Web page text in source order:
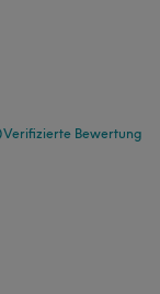
Verifizierte Bewertung